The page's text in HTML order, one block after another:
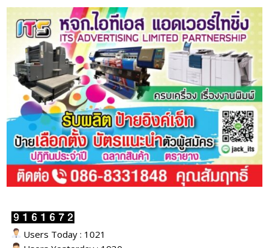
Users Today : 1021